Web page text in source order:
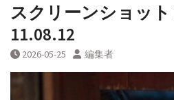
スクリーンショット
11.08.12
2026-05-25 編集者